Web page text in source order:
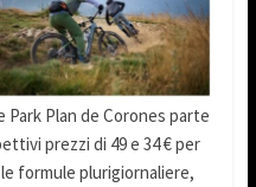
Park Plan de Corones parte
prezzi di 49 e 34 € per
formule plurigiornaliere,